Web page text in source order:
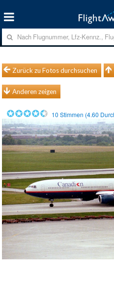
Zurück zu Fotos durchsuchen
Anderen zeigen
10 Stimmen (4.60